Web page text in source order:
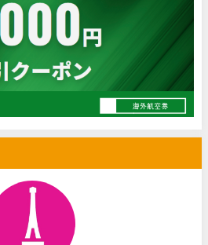
大3,000円OFFクーポン
50%OFFクーポン
SALE
ツアー 最大30,000円OFFクーポン
スーパーサマーセール)
円OFFクーポン